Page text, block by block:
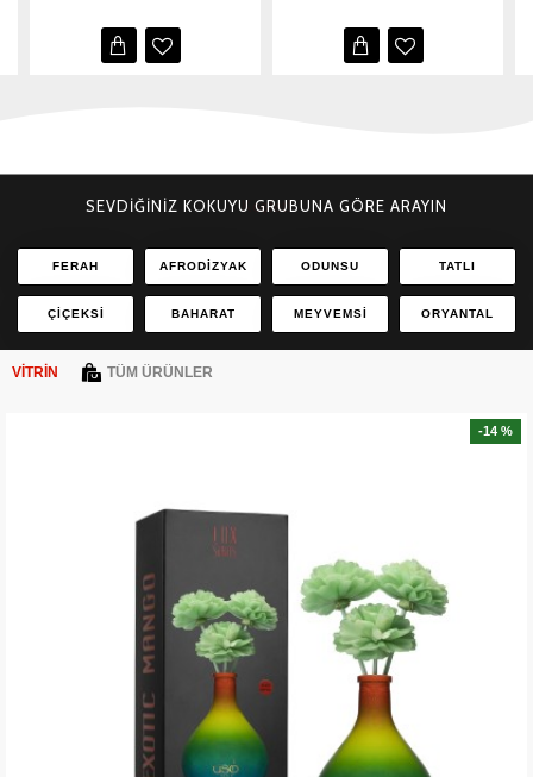
SEVDİĞİNİZ KOKUYU GRUBUNA GÖRE ARAYIN
FERAH AFRODIZYAK ODUNSU TATLI
ÇIÇEKSI BAHARAT MEYVEMSI ORYANTAL
VITRIN TÜM ÜRÜNLER
-14 %